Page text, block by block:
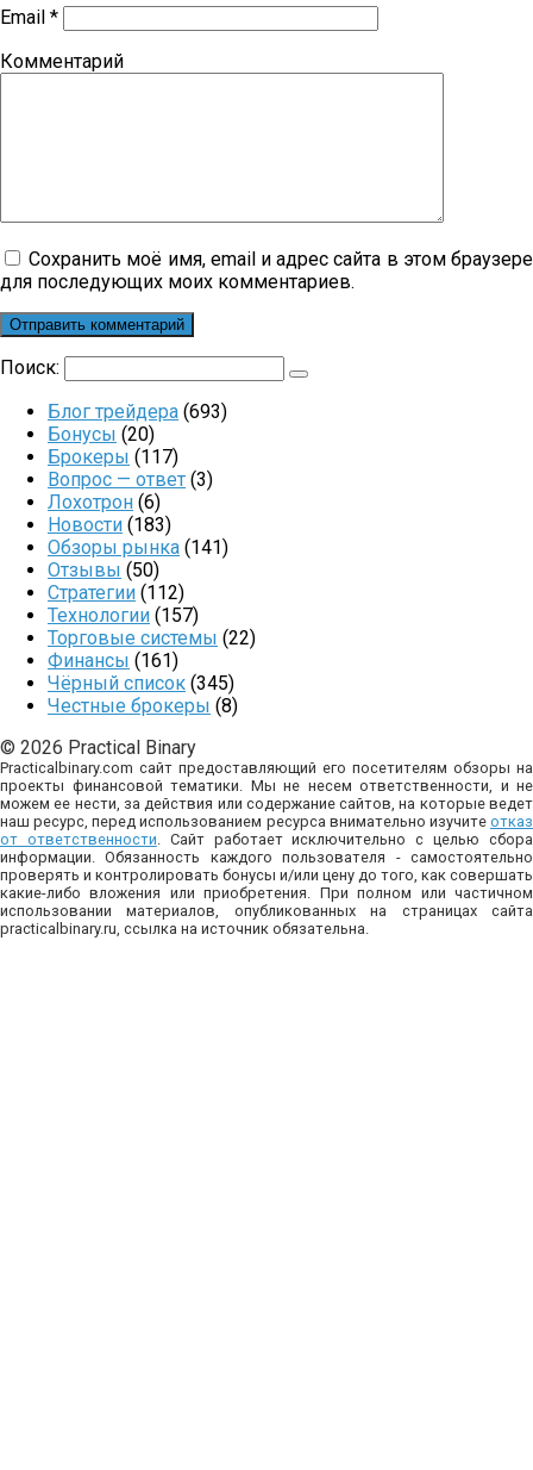
Email *
Комментарий
Сохранить моё имя, email и адрес сайта в этом браузере
для последующих моих комментариев.
Поиск:
Блог трейдера (693)
Бонусы (20)
Брокеры (117)
Вопрос — ответ (3)
Лохотрон (6)
Новости (183)
Обзоры рынка (141)
Отзывы (50)
Стратегии (112)
Технологии (157)
Торговые системы (22)
Финансы (161)
Чёрный список (345)
Честные брокеры (8)
© 2026 Practical Binary
Practicalbinary.com сайт предоставляющий его посетителям обзоры на
проекты финансовой тематики. Мы не несем ответственности, и не
можем ее нести, за действия или содержание сайтов, на которые ведет
наш ресурс, перед использованием ресурса внимательно изучите отказ
от ответственности. Сайт работает исключительно с целью сбора
информации. Обязанность каждого пользователя - самостоятельно
проверять и контролировать бонусы и/или цену до того, как совершать
какие-либо вложения или приобретения. При полном или частичном
использовании материалов, опубликованных на страницах сайта
practicalbinary.ru, ссылка на источник обязательна.